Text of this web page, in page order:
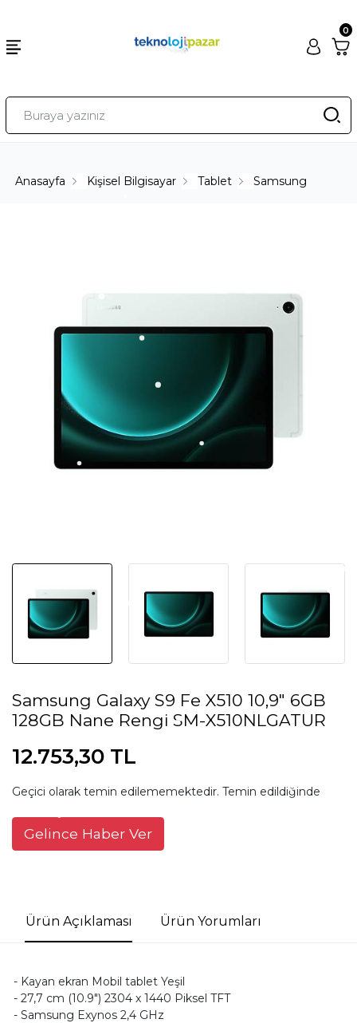
0
Anasayfa Kişisel Bilgisayar Tablet Samsung
Samsung Galaxy S9 Fe X510 10,9" 6GB
128GB Nane Rengi SM-X510NLGATUR
12.753,30 TL
Geçici olarak temin edilememektedir. Temin edildiğinde
Gelince Haber Ver
Ürün Açıklaması Ürün Yorumları
- Kayan ekran Mobil tablet Yeşil
- 27,7 cm (10.9") 2304 x 1440 Piksel TFT
- Samsung Exynos 2,4 GHz